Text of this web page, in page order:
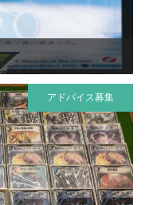
アドバイス募集